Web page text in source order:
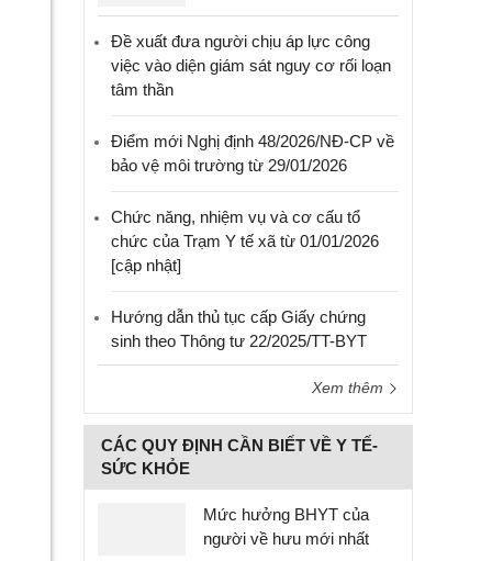
Đề xuất đưa người chịu áp lực công
việc vào diện giám sát nguy cơ rối loạn
tâm thần
Điểm mới Nghị định 48/2026/NĐ-CP về
bảo vệ môi trường từ 29/01/2026
Chức năng, nhiệm vụ và cơ cấu tổ
chức của Trạm Y tế xã từ 01/01/2026
[cập nhật]
Hướng dẫn thủ tục cấp Giấy chứng
sinh theo Thông tư 22/2025/TT-BYT
Xem thêm
CÁC QUY ĐỊNH CẦN BIẾT VỀ Y TẾ-
SỨC KHỎE
Mức hưởng BHYT của
người về hưu mới nhất